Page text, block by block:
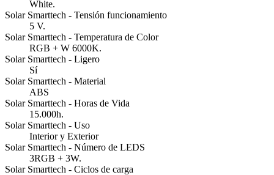
White.
Solar Smarttech - Tensión funcionamiento
5 V.
Solar Smarttech - Temperatura de Color
RGB + W 6000K.
Solar Smarttech - Ligero
Sí
Solar Smarttech - Material
ABS
Solar Smarttech - Horas de Vida
15.000h.
Solar Smarttech - Uso
Interior y Exterior
Solar Smarttech - Número de LEDS
3RGB + 3W.
Solar Smarttech - Ciclos de carga